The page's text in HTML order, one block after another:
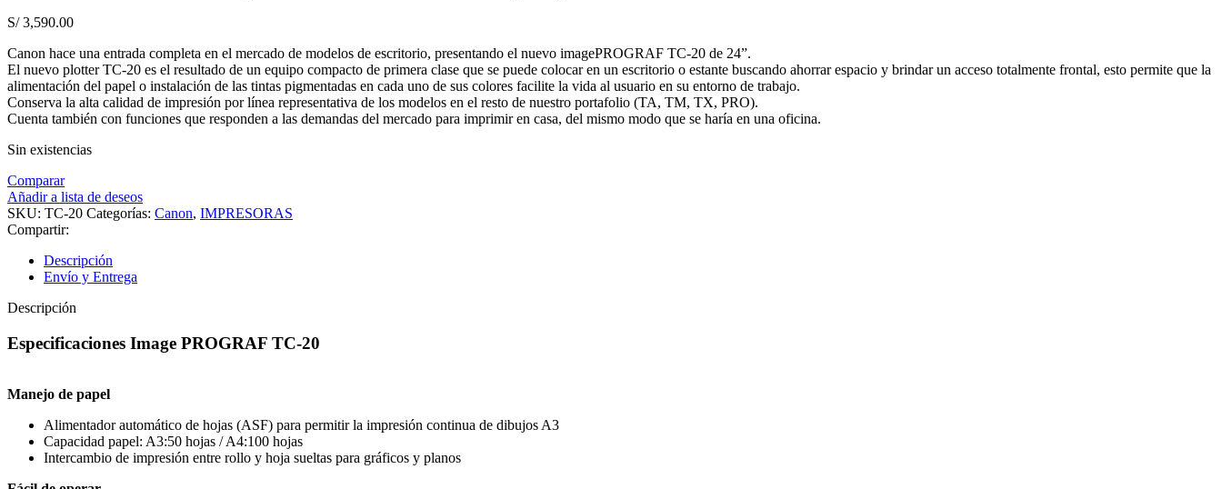
S/3,590.00
Canon hace una entrada completa en el mercado de modelos de escritorio, presentando el nuevo imagePROGRAF TC-20 de 24”.
El nuevo plotter TC-20 es el resultado de un equipo compacto de primera clase que se puede colocar en un escritorio o estante buscando ahorrar espacio y brindar un acceso totalmente frontal, esto permite que la
alimentación del papel o instalación de las tintas pigmentadas en cada uno de sus colores facilite la vida al usuario en su entorno de trabajo.
Conserva la alta calidad de impresión por línea representativa de los modelos en el resto de nuestro portafolio (TA, TM, TX, PRO).
Cuenta también con funciones que responden a las demandas del mercado para imprimir en casa, del mismo modo que se haría en una oficina.
Sin existencias
Comparar
Añadir a lista de deseos
SKU: TC-20 Categorías: Canon, IMPRESORAS
Compartir:
Descripción
Envío y Entrega
Descripción
Especificaciones Image PROGRAF TC-20
Manejo de papel
Alimentador automático de hojas (ASF) para permitir la impresión continua de dibujos A3
Capacidad papel: A3:50 hojas / A4:100 hojas
Intercambio de impresión entre rollo y hoja sueltas para gráficos y planos